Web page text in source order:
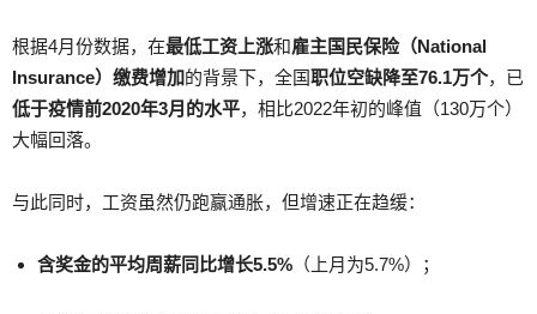
根据4月份数据，在最低工资上涨和雇主国民保险（National
Insurance）缴费增加的背景下，全国职位空缺降至76.1万个，已
低于疫情前2020年3月的水平，相比2022年初的峰值（130万个）
大幅回落。
与此同时，工资虽然仍跑赢通胀，但增速正在趋缓：
含奖金的平均周薪同比增长5.5% （上月为5.7%）；